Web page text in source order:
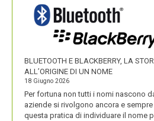
NOMI
DEI
SUOI
PRODOTTI
BLUETOOTH E BLACKBERRY, LA
ALL’ORIGINE DI UN NOME
18 Giugno 2026
Per fortuna non tutti i nomi nascono
aziende si rivolgono ancora e
questa pratica di individuare il nome